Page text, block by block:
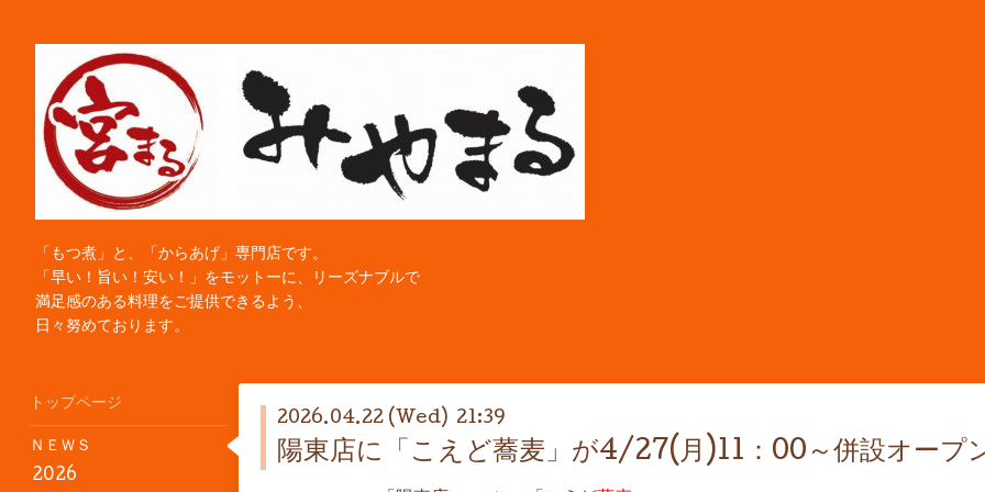
「もつ煮」と、「からあげ」専門店です。
「早い！旨い！安い！」をモットーに、リーズナブルで
満足感のある料理をご提供できるよう、
日々努めております。
2026.04.22 (Wed) 21:39
陽東店に「こえど蕎麦」が4/27(月)11：00～併設オープ
トップページ
ＮＥＷＳ
2026